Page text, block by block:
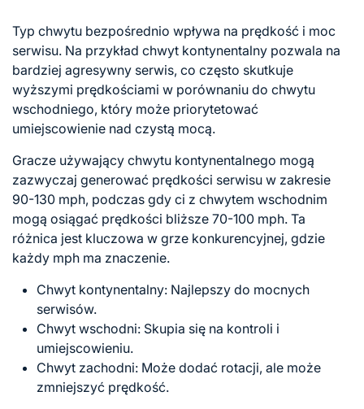
Typ chwytu bezpośrednio wpływa na prędkość i moc
serwisu. Na przykład chwyt kontynentalny pozwala na
bardziej agresywny serwis, co często skutkuje
wyższymi prędkościami w porównaniu do chwytu
wschodniego, który może priorytetować
umiejscowienie nad czystą mocą.
Gracze używający chwytu kontynentalnego mogą
zazwyczaj generować prędkości serwisu w zakresie
90-130 mph, podczas gdy ci z chwytem wschodnim
mogą osiągać prędkości bliższe 70-100 mph. Ta
różnica jest kluczowa w grze konkurencyjnej, gdzie
każdy mph ma znaczenie.
Chwyt kontynentalny: Najlepszy do mocnych
serwisów.
Chwyt wschodni: Skupia się na kontroli i
umiejscowieniu.
Chwyt zachodni: Może dodać rotacji, ale może
zmniejszyć prędkość.